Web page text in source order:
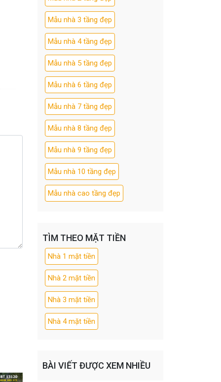
Mẫu nhà 3 tầng đẹp
Mẫu nhà 4 tầng đẹp
Mẫu nhà 5 tầng đẹp
Mẫu nhà 6 tầng đẹp
Mẫu nhà 7 tầng đẹp
Mẫu nhà 8 tầng đẹp
Mẫu nhà 9 tầng đẹp
Mẫu nhà 10 tầng đẹp
Mẫu nhà cao tầng đẹp
TÌM THEO MẶT TIỀN
Nhà 1 mặt tiền
Nhà 2 mặt tiền
Nhà 3 mặt tiền
Nhà 4 mặt tiền
BÀI VIẾT ĐƯỢC XEM NHIỀU